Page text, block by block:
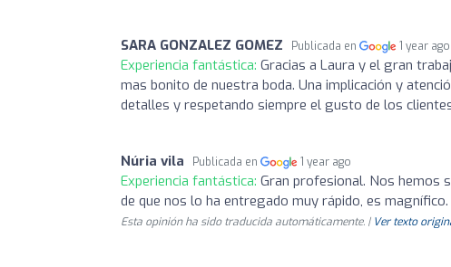
SARA GONZALEZ GOMEZ Publicada en 1 year ago
Experiencia fantástica: Gracias a Laura y el gran
mas bonito de nuestra boda. Una implicación y
detalles y respetando siempre el gusto de los
Núria vila Publicada en 1 year ago
Experiencia fantástica: Gran profesional. Nos hemos
de que nos lo ha entregado muy rápido, es magnífico.
Esta opinión ha sido traducida automáticamente. | Ver texto